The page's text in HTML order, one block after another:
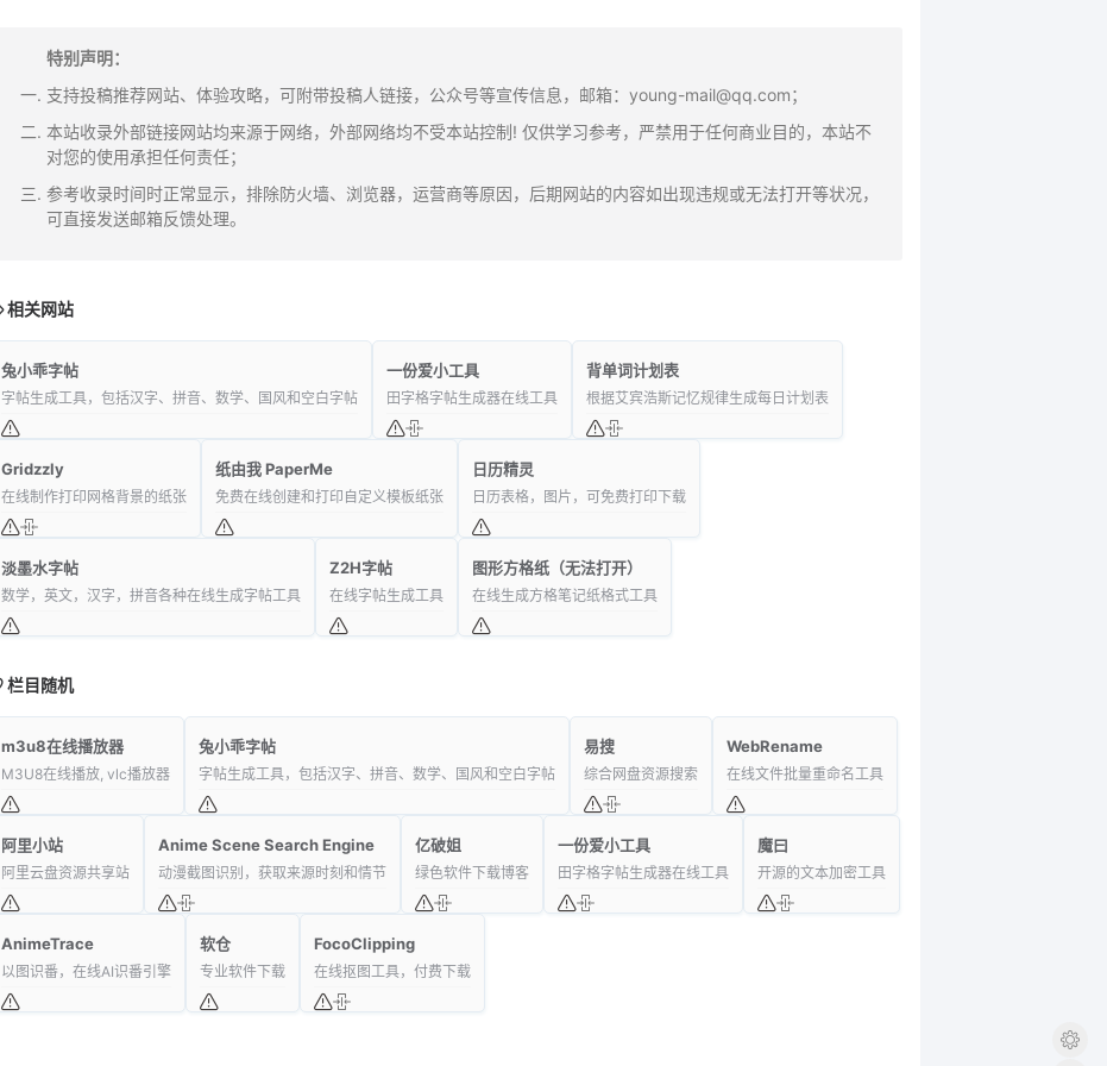
特别声明：
支持投稿推荐网站、体验攻略，可附带投稿人链接，公众号等宣传信息，邮箱：young-mail@qq.com；
本站收录外部链接网站均来源于网络，外部网络均不受本站控制! 仅供学习参考，严禁用于任何商业目的，本站不
对您的使用承担任何责任；
参考收录时间时正常显示，排除防火墙、浏览器，运营商等原因，后期网站的内容如出现违规或无法打开等状况，
可直接发送邮箱反馈处理。
相关网站
兔小乖字帖
字帖生成工具，包括汉字、拼音、数学、国风和空白字帖
一份爱小工具
田字格字帖生成器在线工具
背单词计划表
根据艾宾浩斯记忆规律生成每日计划表
Gridzzly
在线制作打印网格背景的纸张
纸由我 PaperMe
免费在线创建和打印自定义模板纸张
日历精灵
日历表格，图片，可免费打印下载
淡墨水字帖
数学，英文，汉字，拼音各种在线生成字帖工具
Z2H字帖
在线字帖生成工具
图形方格纸（无法打开）
在线生成方格笔记纸格式工具
栏目随机
m3u8在线播放器
M3U8在线播放, vlc播放器
兔小乖字帖
字帖生成工具，包括汉字、拼音、数学、国风和空白字帖
易搜
综合网盘资源搜索
WebRename
在线文件批量重命名工具
阿里小站
阿里云盘资源共享站
Anime Scene Search Engine
动漫截图识别，获取来源时刻和情节
亿破姐
绿色软件下载博客
一份爱小工具
田字格字帖生成器在线工具
魔曰
开源的文本加密工具
AnimeTrace
以图识番，在线AI识番引擎
软仓
专业软件下载
FocoClipping
在线抠图工具，付费下载